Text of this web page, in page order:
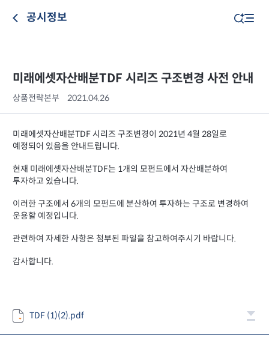
공시정보
미래에셋자산배분TDF 시리즈 구조변경 사전 안내
상품전략본부 2021.04.26
미래에셋자산배분TDF 시리즈 구조변경이 2021년 4월 28일로
예정되어 있음을 안내드립니다.
현재 미래에셋자산배분TDF는 1개의 모펀드에서 자산배분하여
투자하고 있습니다.
이러한 구조에서 6개의 모펀드에 분산하여 투자하는 구조로 변경하여
운용할 예정입니다.
관련하여 자세한 사항은 첨부된 파일을 참고하여주시기 바랍니다.
감사합니다.
TDF (1)(2).pdf